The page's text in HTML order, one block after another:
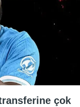
çok